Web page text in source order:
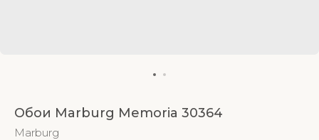
Обои Marburg Memoria 30364
Marburg